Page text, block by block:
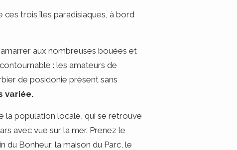
trois îles paradisiaques, à bord
aux nombreuses bouées et
: les amateurs de
de posidonie présent sans
variée.
la population locale, qui se retrouve
avec vue sur la mer. Prenez le
Bonheur, la maison du Parc, le